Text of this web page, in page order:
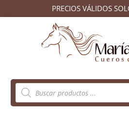
PRECIOS VÁLIDOS
Búsqueda
de
productos